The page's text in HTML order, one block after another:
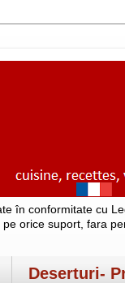
în conformitate cu
orice suport, fara
Deserturi-